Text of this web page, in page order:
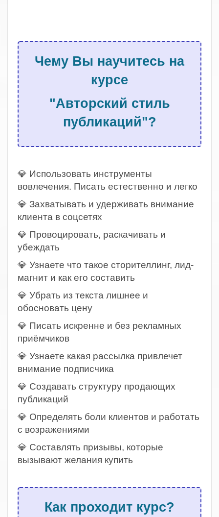
Чему Вы научитесь на
курсе
"Авторский стиль
публикаций"?
💎 Использовать инструменты
вовлечения. Писать естественно и легко
💎 Захватывать и удерживать внимание
клиента в соцсетях
💎 Провоцировать, раскачивать и
убеждать
💎 Узнаете что такое сторителлинг, лид-
магнит и как его составить
💎 Убрать из текста лишнее и
обосновать цену
💎 Писать искренне и без рекламных
приёмчиков
💎 Узнаете какая рассылка привлечет
внимание подписчика
💎 Создавать структуру продающих
публикаций
💎 Определять боли клиентов и работать
с возражениями
💎 Составлять призывы, которые
вызывают желания купить
Как проходит курс?